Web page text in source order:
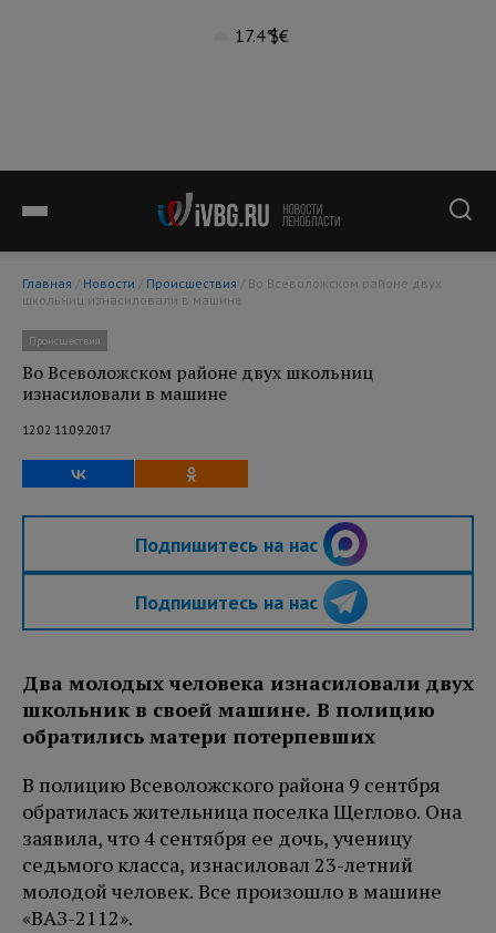
17.4°$€
Главная / Новости / Происшествия
школьниц изнасиловали в машине
Происшествия
Во Всеволожском районе двух школьниц
изнасиловали в машине
12:02 11.09.2017
Подпишитесь на нас
Подпишитесь на нас
Два молодых человека изнасиловали двух
школьник в своей машине. В полицию
обратились матери потерпевших
В полицию Всеволожского района 9 сентбря
обратилась жительница поселка Щеглово. Она
заявила, что 4 сентября ее дочь, ученицу
седьмого класса, изнасиловал 23-летний
молодой человек. Все произошло в машине
«ВАЗ-2112».